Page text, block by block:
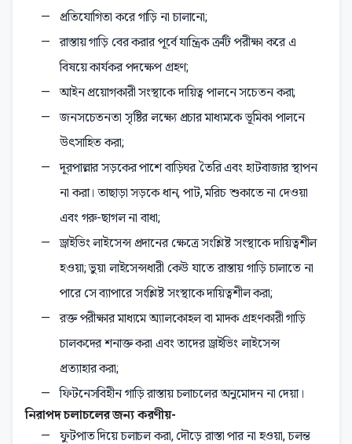
প্রতিযোগিতা করে গাড়ি না চালানো;
রাস্তায় গাড়ি বের করার পূর্বে যান্ত্রিক ত্রুটি পরীক্ষা করে এ
বিষয়ে কার্যকর পদক্ষেপ গ্রহণ;
আইন প্রয়োগকারী সংস্থাকে দায়িত্ব পালনে সচেতন করা;
জনসচেতনতা সৃষ্টির লক্ষ্যে প্রচার মাধ্যমকে ভূমিকা পালনে
উৎসাহিত করা;
দূরপাল্লার সড়কের পাশে বাড়িঘর তৈরি এবং হাটবাজার স্থাপন
না করা। তাছাড়া সড়কে ধান, পাট, মরিচ শুকাতে না দেওয়া
এবং গরু-ছাগল না বাধা;
ড্রাইভিং লাইসেন্স প্রদানের ক্ষেত্রে সংশ্লিষ্ট সংস্থাকে দায়িত্বশীল
হওয়া; ভুয়া লাইসেন্সধারী কেউ যাতে রাস্তায় গাড়ি চালাতে না
পারে সে ব্যাপারে সংশ্লিষ্ট সংস্থাকে দায়িত্বশীল করা;
রক্ত পরীক্ষার মাধ্যমে অ্যালকোহল বা মাদক গ্রহণকারী গাড়ি
চালকদের শনাক্ত করা এবং তাদের ড্রাইভিং লাইসেন্স
প্রত্যাহার করা;
ফিটনেসবিহীন গাড়ি রাস্তায় চলাচলের অনুমোদন না দেয়া।
নিরাপদ চলাচলের জন্য করণীয়-
ফুটপাত দিয়ে চলাচল করা, দৌড়ে রাস্তা পার না হওয়া, চলন্ত